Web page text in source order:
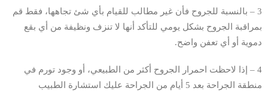
3 – بالنسبة للجروح فأن غير مطالب للقيام بأي شئ تجاهها، فقط قم
بمراقبة الجروح بشكل يومي للتأكد أنها لا تنزف ونظيفة من أي بقع
دموية أو أي تعفن واضح.
4 – إذا لاحظت احمرار الجروح أكثر من الطبيعي، أو وجود تورم في
منطقة الجراحة بعد 5 أيام من الجراحة عليك استشارة الطبيب